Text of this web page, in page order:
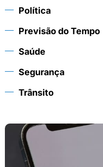
Política
Previsão do Tempo
Saúde
Segurança
Trânsito